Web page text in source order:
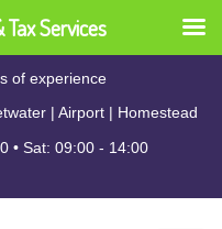
of experience
| Airport | Homestead
• Sat: 09:00 - 14:00
Services